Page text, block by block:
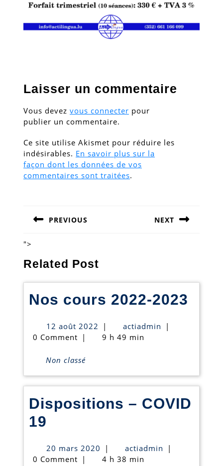
Laisser un commentaire
Vous devez vous connecter pour
publier un commentaire.
Ce site utilise Akismet pour réduire les
indésirables. En savoir plus sur la
façon dont les données de vos
commentaires sont traitées.
de
l’article
PREVIOUS
post:
NEXT
">
Related Post
Nos cours 2022-2023
12 août 2022 12
août
| actiadmin actiadmin
|
0 Comment | 9 h 49 min
Non classé
Dispositions – COVID
19
COVID
20 mars 2020 20
mars
| actiadmin actiadmin
|
0 Comment | 4 h 38 min